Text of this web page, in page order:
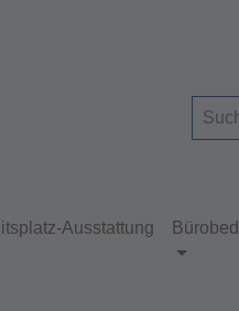
Der Gesamtwert
Ausstattung